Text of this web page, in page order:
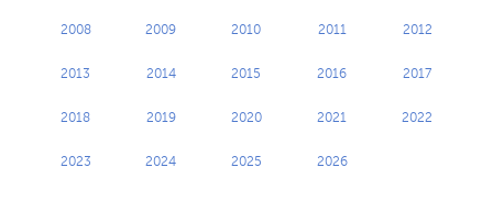
2008 2009 2010 2011 2012
2013 2014 2015 2016 2017
2018 2019 2020 2021 2022
2023 2024 2025 2026